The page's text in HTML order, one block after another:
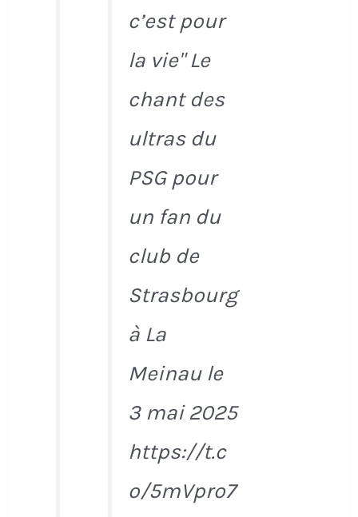
c’est pour
la vie" Le
chant des
ultras du
PSG pour
un fan du
club de
Strasbourg
à La
Meinau le
3 mai 2025
https://t.c
o/5mVpro7